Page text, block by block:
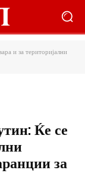
и за територијални
Ќе се
за